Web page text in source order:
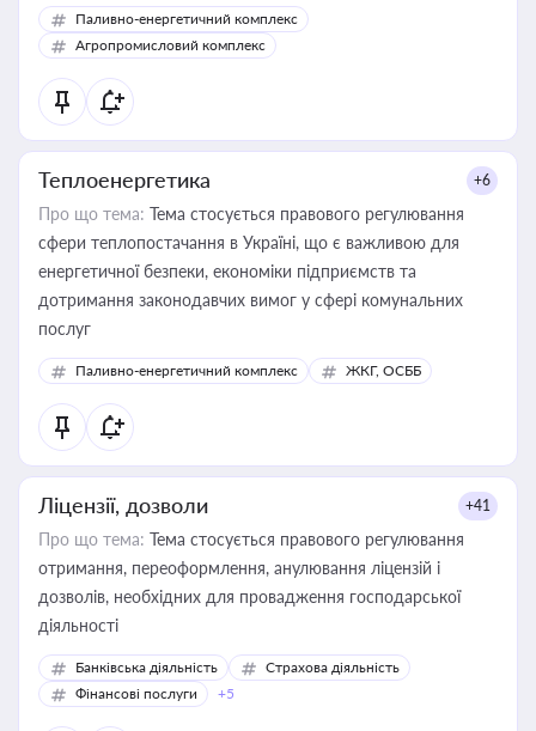
Паливно-енергетичний комплекс
Агропромисловий комплекс
Теплоенергетика +6
Про що тема: Тема стосується правового регулювання
сфери теплопостачання в Україні, що є важливою для
енергетичної безпеки, економіки підприємств та
дотримання законодавчих вимог у сфері комунальних
послуг
Паливно-енергетичний комплекс ЖКГ, ОСББ
Ліцензії, дозволи +41
Про що тема: Тема стосується правового регулювання
отримання, переоформлення, анулювання ліцензій і
дозволів, необхідних для провадження господарської
діяльності
Банківська діяльність
Страхова діяльність
Фінансові послуги
+5